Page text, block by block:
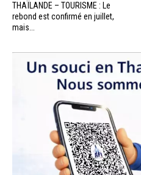
THAÏLANDE – TOURISME : Le
rebond est confirmé en juillet,
mais...